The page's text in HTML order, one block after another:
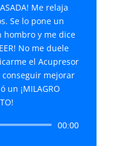
Me relaja
Se lo pone un
y me dice
No me duele
el Acupresor
mejorar
un ¡MILAGRO
00:00